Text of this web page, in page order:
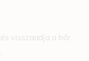
visszaadja a bőr